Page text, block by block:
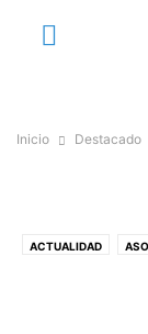
Inicio Destacado
ACTUALIDAD